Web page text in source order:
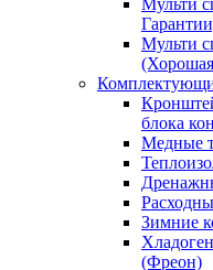
Мульти
Мульти
блока
Медные
Зимние
(Фреон)